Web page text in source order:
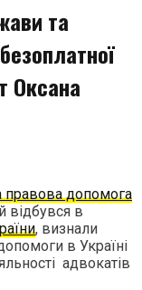
та
Оксана
правова допомога
відбувся в
, визнали
в Україні
адвокатів